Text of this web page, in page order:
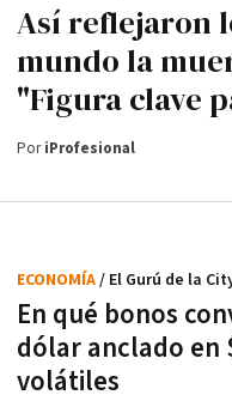
Así reflejaron
mundo la
"Figura clave
PoriProfesional
En qué bonos
dólar anclado en
volátiles
ECONOMÍA/ El Gurú de la